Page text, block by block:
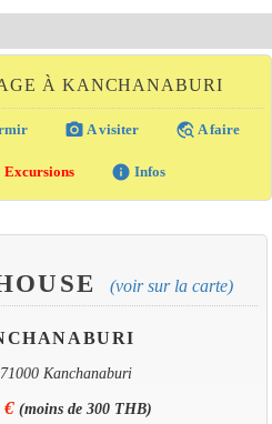
À KANCHANABURI
photo_camera A visiter travel_explore A faire
Excursions info Infos
(voir sur la carte)
Kanchanaburi
€(moins de 300 THB)